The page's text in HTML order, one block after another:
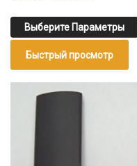
990₽
23
690₽
Выберите Параметры
Быстрый просмотр